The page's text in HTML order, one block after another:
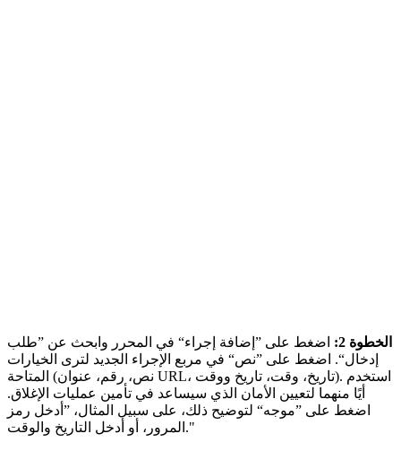
الخطوة 2:
اضغط على ”إضافة إجراء“ في المحرر وابحث عن ”طلب
إدخال“. اضغط على ”نص“ في مربع الإجراء الجديد لترى الخيارات
المتاحة (نص، رقم، عنوان URL، تاريخ، وقت، تاريخ ووقت). استخدم
أيًا منهما لتعيين الأمان الذي سيساعد في تأمين عمليات الإغلاق.
اضغط على ”موجه“ لتوضيح ذلك، على سبيل المثال، ”أدخل رمز
المرور، أو أدخل التاريخ والوقت."